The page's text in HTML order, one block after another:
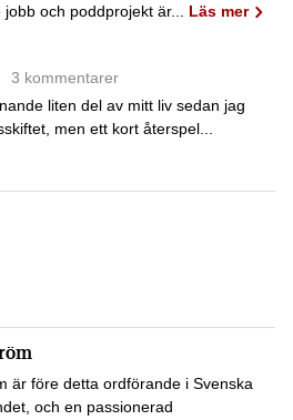
och poddprojekt är... Läs mer
3 kommentarer
liten del av mitt liv sedan jag
men ett kort återspel...
är före detta ordförande i Svenska
och en passionerad